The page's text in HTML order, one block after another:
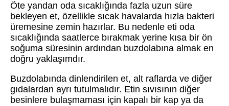
Öte yandan oda sıcaklığında fazla uzun süre
bekleyen et, özellikle sıcak havalarda hızla bakteri
üremesine zemin hazırlar. Bu nedenle eti oda
sıcaklığında saatlerce bırakmak yerine kısa bir ön
soğuma süresinin ardından buzdolabına almak en
doğru yaklaşımdır.
Buzdolabında dinlendirilen et, alt raflarda ve diğer
gıdalardan ayrı tutulmalıdır. Etin sıvısının diğer
besinlere bulaşmaması için kapalı bir kap ya da